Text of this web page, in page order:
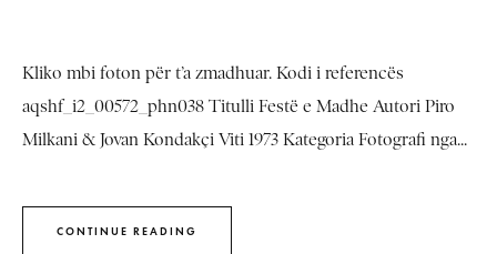
Kliko mbi foton për t’a zmadhuar. Kodi i referencës
aqshf_i2_00572_phn038 Titulli Festë e Madhe Autori Piro
Milkani & Jovan Kondakçi Viti 1973 Kategoria Fotografi nga...
CONTINUE READING